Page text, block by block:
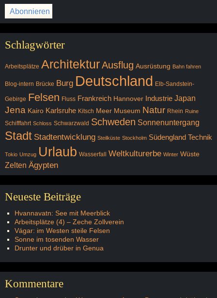
Schlagwörter
Arbeitsplätze ArchitekturAusflug Ausrüstung Bahn fahren
Blog-intern Brücke Burg Deutschland Elb-Sandstein-
Gebirge Felsen Fluss Frankreich Hannover Industrie Japan
Jena Kairo Karlsruhe Kitsch Meer Museum Natur Rhein Ruine
Schifffahrt Schloss Schwarzwald Schweden Sonnenuntergang
Stadt Stadtentwicklung Steilküste Stockholm Südengland Technik
Tokio Umzug Urlaub Wasserfall Weltkulturerbe Winter Wüste
Zelten Ägypten
Neueste Beiträge
Hvannavatn: See mit Meerblick
Arbeitsplätze (4) – Zeche Zollverein
Vágar: im Westen steile Felsen
Sonne im tosenden Wasser
Drunter und drüber in Genua
Kommentare